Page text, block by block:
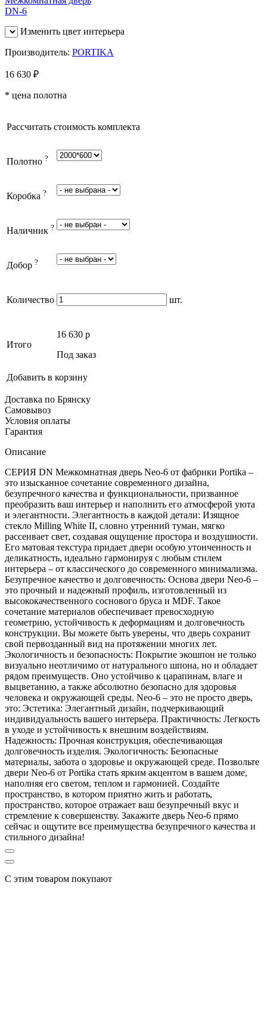
Изменить цвет интерьера
Производитель: PORTIKA
16 630 ₽
* цена полотна
Рассчитать стоимость комплекта
Полотно ?
Коробка ?
Наличник ?
Добор ?
Количество шт.
Итого
16 630 p
Под заказ
Добавить в корзину
Доставка по Брянску
Самовывоз
Условия оплаты
Гарантия
Описание
СЕРИЯ DN Межкомнатная дверь Neo-6 от фабрики Portika –
это изысканное сочетание современного дизайна,
безупречного качества и функциональности, призванное
преобразить ваш интерьер и наполнить его атмосферой уюта
и элегантности. Элегантность в каждой детали: Изящное
стекло Milling White II, словно утренний туман, мягко
рассеивает свет, создавая ощущение простора и воздушности.
Его матовая текстура придает двери особую утонченность и
деликатность, идеально гармонируя с любым стилем
интерьера – от классического до современного минимализма.
Безупречное качество и долговечность: Основа двери Neo-6 –
это прочный и надежный профиль, изготовленный из
высококачественного соснового бруса и MDF. Такое
сочетание материалов обеспечивает превосходную
геометрию, устойчивость к деформациям и долговечность
конструкции. Вы можете быть уверены, что дверь сохранит
свой первозданный вид на протяжении многих лет.
Экологичность и безопасность: Покрытие экошпон не только
визуально неотличимо от натурального шпона, но и обладает
рядом преимуществ. Оно устойчиво к царапинам, влаге и
выцветанию, а также абсолютно безопасно для здоровья
человека и окружающей среды. Neo-6 – это не просто дверь,
это: Эстетика: Элегантный дизайн, подчеркивающий
индивидуальность вашего интерьера. Практичность: Легкость
в уходе и устойчивость к внешним воздействиям.
Надежность: Прочная конструкция, обеспечивающая
долговечность изделия. Экологичность: Безопасные
материалы, забота о здоровье и окружающей среде. Позвольте
двери Neo-6 от Portika стать ярким акцентом в вашем доме,
наполняя его светом, теплом и гармонией. Создайте
пространство, в котором приятно жить и работать,
пространство, которое отражает ваш безупречный вкус и
стремление к совершенству. Закажите дверь Neo-6 прямо
сейчас и ощутите все преимущества безупречного качества и
стильного дизайна!
С этим товаром покупают